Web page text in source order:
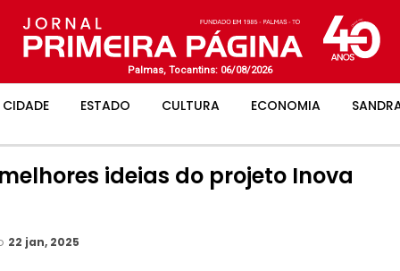
Palmas, Tocantins: 06/08/2026
CIDADE ESTADO CULTURA ECONOMIA
ideias do projeto Inova
22 jan, 2025